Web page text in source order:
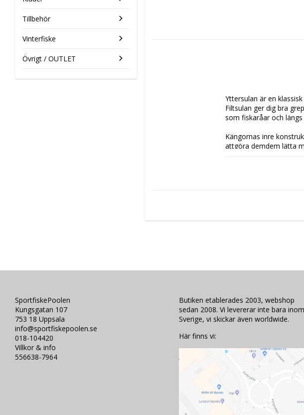
Tillbehör
Vinterfiske
Övrigt / OUTLET
Yttersulan är en
Filtsulan ger dig bra
som fiskaråar och
Kängornas inre
attgöra demdem lätta
SportfiskePoolen
Kungsgatan 107
753 18 Uppsala
info@sportfiskepoolen.se
018-104420
Villkor & info
556638-7964
Butiken etablerades 2003, webshop
sedan 2008. Vi levererar inte bara inom
Sverige, vi skickar även worldwide.
Här finns vi: